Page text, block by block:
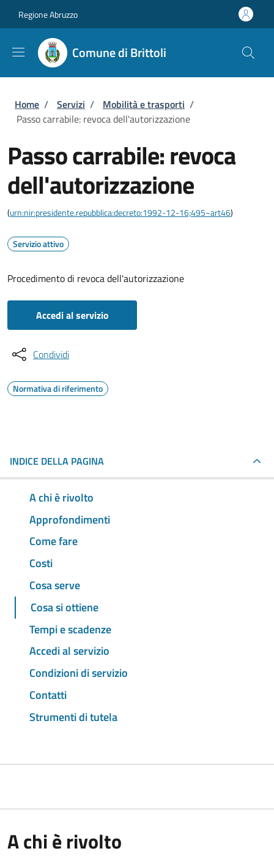
Regione Abruzzo
Comune di Brittoli
Briciole di pane
Home / Servizi / Mobilità e trasporti /
Passo carrabile: revoca dell'autorizzazione
Passo carrabile: revoca
dell'autorizzazione
(urn:nir:presidente.repubblica:decreto:1992-12-16;495~art46)
Servizio attivo
Procedimento di revoca dell'autorizzazione
Accedi al servizio
Condividi
Normativa di riferimento
INDICE DELLA PAGINA
A chi è rivolto
Approfondimenti
Come fare
Costi
Cosa serve
Cosa si ottiene
Tempi e scadenze
Accedi al servizio
Condizioni di servizio
Contatti
Strumenti di tutela
A chi è rivolto